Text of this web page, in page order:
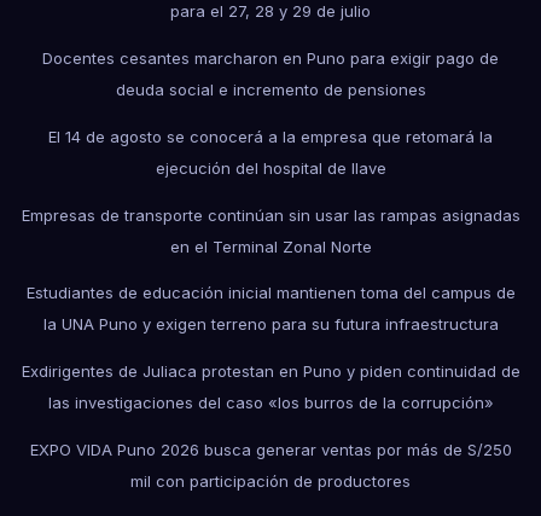
para el 27, 28 y 29 de julio
Docentes cesantes marcharon en Puno para exigir pago de
deuda social e incremento de pensiones
El 14 de agosto se conocerá a la empresa que retomará la
ejecución del hospital de Ilave
Empresas de transporte continúan sin usar las rampas asignadas
en el Terminal Zonal Norte
Estudiantes de educación inicial mantienen toma del campus de
la UNA Puno y exigen terreno para su futura infraestructura
Exdirigentes de Juliaca protestan en Puno y piden continuidad de
las investigaciones del caso «los burros de la corrupción»
EXPO VIDA Puno 2026 busca generar ventas por más de S/250
mil con participación de productores